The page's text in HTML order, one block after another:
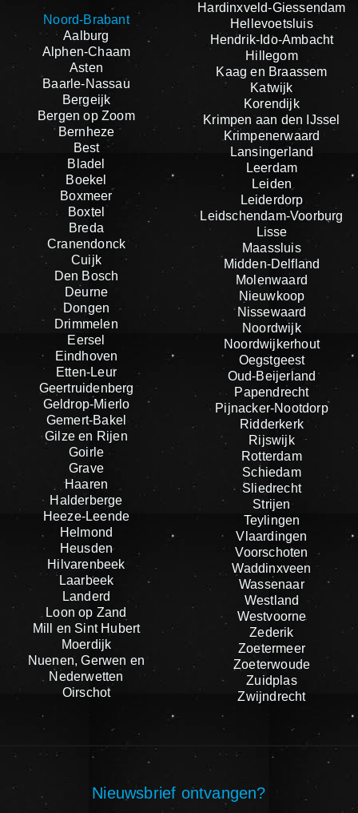
Noord-Brabant
Aalburg
Alphen-Chaam
Asten
Baarle-Nassau
Bergeijk
Bergen op Zoom
Bernheze
Best
Bladel
Boekel
Boxmeer
Boxtel
Breda
Cranendonck
Cuijk
Den Bosch
Deurne
Dongen
Drimmelen
Eersel
Eindhoven
Etten-Leur
Geertruidenberg
Geldrop-Mierlo
Gemert-Bakel
Gilze en Rijen
Goirle
Grave
Haaren
Halderberge
Heeze-Leende
Helmond
Heusden
Hilvarenbeek
Laarbeek
Landerd
Loon op Zand
Mill en Sint Hubert
Moerdijk
Nuenen, Gerwen en
Nederwetten
Oirschot
Hardinxveld-Giessendam
Hellevoetsluis
Hendrik-Ido-Ambacht
Hillegom
Kaag en Braassem
Katwijk
Korendijk
Krimpen aan den IJssel
Krimpenerwaard
Lansingerland
Leerdam
Leiden
Leiderdorp
Leidschendam-Voorburg
Lisse
Maassluis
Midden-Delfland
Molenwaard
Nieuwkoop
Nissewaard
Noordwijk
Noordwijkerhout
Oegstgeest
Oud-Beijerland
Papendrecht
Pijnacker-Nootdorp
Ridderkerk
Rijswijk
Rotterdam
Schiedam
Sliedrecht
Strijen
Teylingen
Vlaardingen
Voorschoten
Waddinxveen
Wassenaar
Westland
Westvoorne
Zederik
Zoetermeer
Zoeterwoude
Zuidplas
Zwijndrecht
Nieuwsbrief ontvangen?